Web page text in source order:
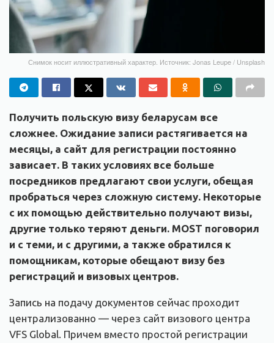
Снимок носит иллюстративный характер. Источник: Jonas Leupe / Unsplash
Получить польскую визу беларусам все
сложнее. Ожидание записи растягивается на
месяцы, а сайт для регистрации постоянно
зависает. В таких условиях все больше
посредников предлагают свои услуги, обещая
пробраться через сложную систему. Некоторые
с их помощью действительно получают визы,
другие только теряют деньги. MOST поговорил
и с теми, и с другими, а также обратился к
помощникам, которые обещают визу без
регистраций и визовых центров.
Запись на подачу документов сейчас проходит
централизованно — через сайт визового центра
VFS Global. Причем вместо простой регистрации